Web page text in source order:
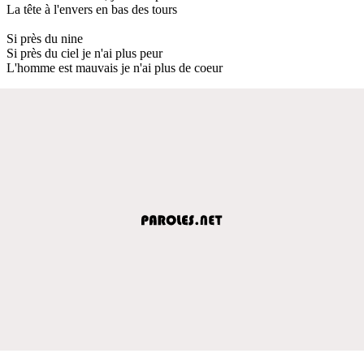
La tête à l'envers en bas des tours
Si près du nine
Si près du ciel je n'ai plus peur
L'homme est mauvais je n'ai plus de coeur